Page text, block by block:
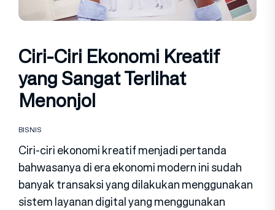
Ciri-Ciri Ekonomi Kreatif
yang Sangat Terlihat
Menonjol
BISNIS
Ciri-ciri ekonomi kreatif menjadi pertanda
bahwasanya di era ekonomi modern ini sudah
banyak transaksi yang dilakukan menggunakan
sistem layanan digital yang menggunakan